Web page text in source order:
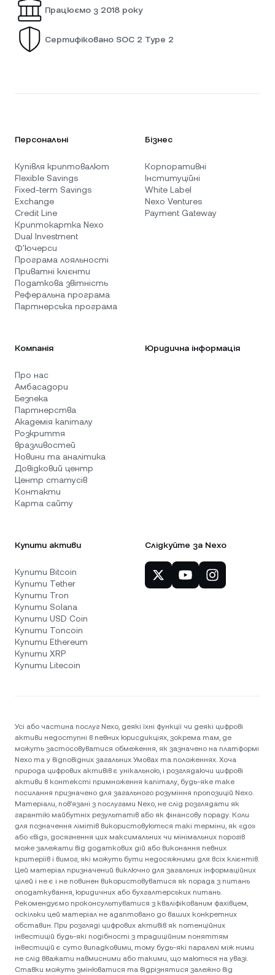
Працюємо з 2018 року
Сертифіковано SOC 2 Type 2
Персональні
Купівля криптовалют
Flexible Savings
Fixed-term Savings
Exchange
Credit Line
Криптокартка Nexo
Dual Investment
Ф'ючерси
Програма лояльності
Приватні клієнти
Податкова звітність
Реферальна програма
Партнерська програма
Бізнес
Корпоративні
Інституційні
White Label
Nexo Ventures
Payment Gateway
Компанія
Про нас
Амбасадори
Безпека
Партнерства
Академія капіталу
Розкриття
вразливостей
Новини та аналітика
Довідковий центр
Центр статусів
Контакти
Карта сайту
Юридична інформація
Купити активи
Купити Bitcoin
Купити Tether
Купити Tron
Купити Solana
Купити USD Coin
Купити Toncoin
Купити Ethereum
Купити XRP
Купити Litecoin
Слідкуйте за Nexo
Усі або частина послуг Nexo, деякі їхні функції чи деякі цифрові
активи недоступні в певних юрисдикціях, зокрема там, де
можуть застосовуватися обмеження, як зазначено на платформі
Nexo та у відповідних загальних Умовах та положеннях. Хоча
природа цифрових активів є унікальною, і розглядаючи цифрові
активи в контексті примноження капіталу, будь-яке таке
посилання призначено для загального розуміння пропозицій Nexo.
Матеріали, пов'язані з послугами Nexo, не слід розглядати як
гарантію майбутніх результатів або як фінансову пораду. Коли
для позначення лімітів використовуються такі терміни, як «до»
або «від», досягнення цих максимальних чи мінімальних порогів
може залежати від додаткових дій або виконання певних
критеріїв і вимог, які можуть бути недосяжними для всіх клієнтів.
Цей матеріал призначений виключно для загальних інформаційних
цілей і не є і не повинен використовуватися як порада з питань
оподаткування, юридичних або бухгалтерських питань.
Рекомендуємо проконсультуватися з кваліфікованим фахівцем,
оскільки цей матеріал не адаптовано до ваших конкретних
обставин. При розгляді цифрових активів як потенційних
інвестицій будь-які подібності з традиційним поняттям
інвестицій є суто випадковими, тому будь-які паралелі між ними
не слід вважати навмисними або такими, що маються на увазі.
Ставки можуть змінюватися та відрізнятися залежно від